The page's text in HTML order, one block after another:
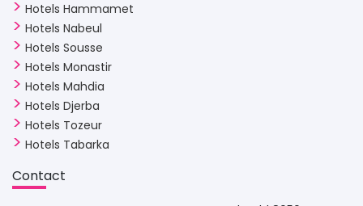
Hotels Hammamet
Hotels Nabeul
Hotels Sousse
Hotels Monastir
Hotels Mahdia
Hotels Djerba
Hotels Tozeur
Hotels Tabarka
Contact